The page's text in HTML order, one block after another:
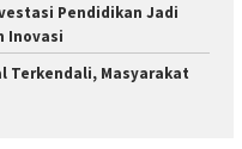
Pendidikan Jadi
Inovasi
Terkendali, Masyarakat